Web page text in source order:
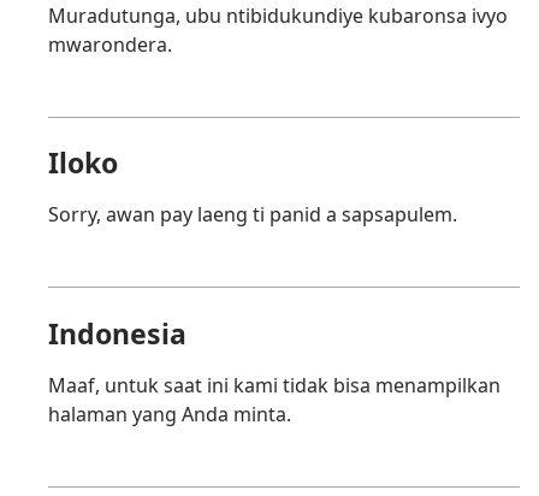
Muradutunga, ubu ntibidukundiye kubaronsa ivyo
mwarondera.
Iloko
Sorry, awan pay laeng ti panid a sapsapulem.
Indonesia
Maaf, untuk saat ini kami tidak bisa menampilkan
halaman yang Anda minta.